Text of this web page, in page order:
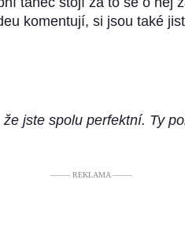
komentují, si jsou také
jste spolu perfektní. Ty
––––– REKLAMA –––––